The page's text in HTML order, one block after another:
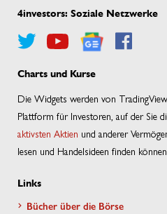
4investors: Soziale Netzwerke
Charts und Kurse
Die Widgets werden von
Plattform für Investoren, auf der Sie
aktivsten Aktien und anderer
lesen und Handelsideen finden können.
Links
Bücher über die Börse